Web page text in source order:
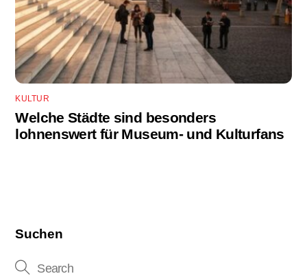
KULTUR
Welche Städte sind besonders
lohnenswert für Museum- und Kulturfans
Suchen